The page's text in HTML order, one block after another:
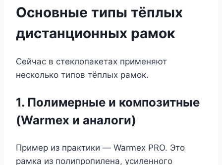
Основные типы тёплых
дистанционных рамок
Сейчас в стеклопакетах применяют
несколько типов тёплых рамок.
1. Полимерные и композитные
(Warmex и аналоги)
Пример из практики — Warmex PRO. Это
рамка из полипропилена, усиленного